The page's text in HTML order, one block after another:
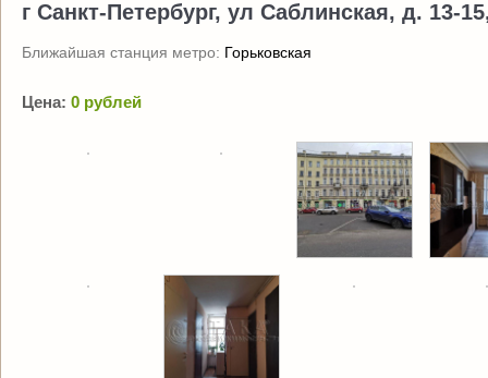
г Санкт-Петербург, ул Саблинская, д. 13-
Ближайшая станция метро: Горьковская
Цена: 0 рублей